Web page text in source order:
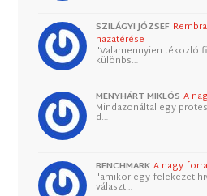
SZILÁGYI JÓZSEF
hazatérése
"Valamennyien tékozló
különbs…
MENYHÁRT MIKLÓS A
Mindazonáltal egy
d…
BENCHMARK A nagy
"amikor egy felekezet
választ…